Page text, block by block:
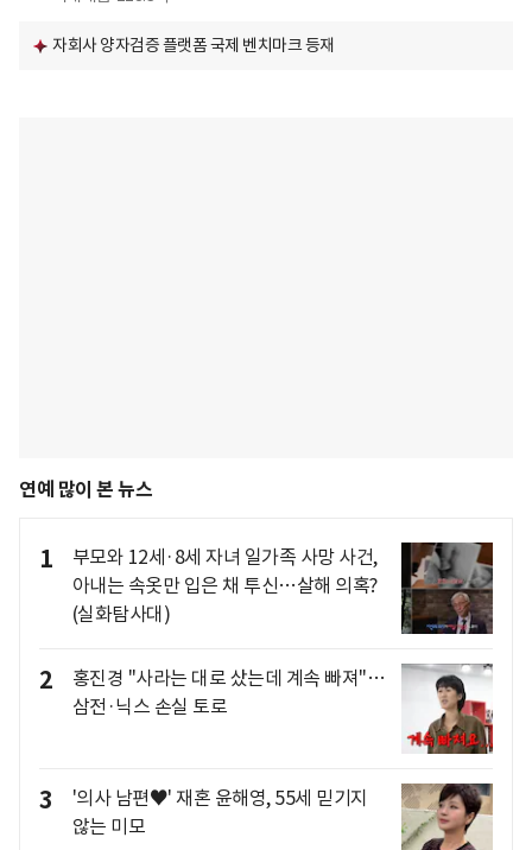
자회사 양자검증 플랫폼 국제 벤치마크 등재
연예 많이 본 뉴스
1
부모와 12세·8세 자녀 일가족 사망 사건,
아내는 속옷만 입은 채 투신…살해 의혹?
(실화탐사대)
2
홍진경 "사라는 대로 샀는데 계속 빠져"…
삼전·닉스 손실 토로
3
'의사 남편♥' 재혼 윤해영, 55세 믿기지
않는 미모